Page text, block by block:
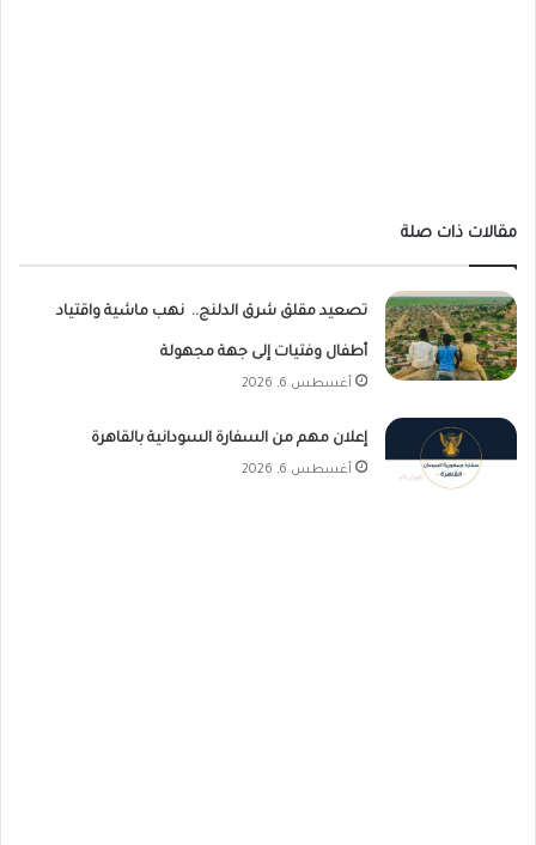
مقالات ذات صلة
تصعيد مقلق شرق الدلنج.. نهب ماشية واقتياد
أطفال وفتيات إلى جهة مجهولة
أغسطس 6, 2026
إعلان مهم من السفارة السودانية بالقاهرة
أغسطس 6, 2026